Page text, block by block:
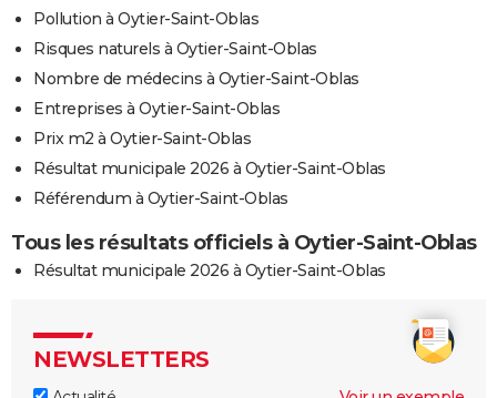
Pollution à Oytier-Saint-Oblas
Risques naturels à Oytier-Saint-Oblas
Nombre de médecins à Oytier-Saint-Oblas
Entreprises à Oytier-Saint-Oblas
Prix m2 à Oytier-Saint-Oblas
Résultat municipale 2026 à Oytier-Saint-Oblas
Référendum à Oytier-Saint-Oblas
Tous les résultats officiels à Oytier-Saint-Oblas
Résultat municipale 2026 à Oytier-Saint-Oblas
NEWSLETTERS